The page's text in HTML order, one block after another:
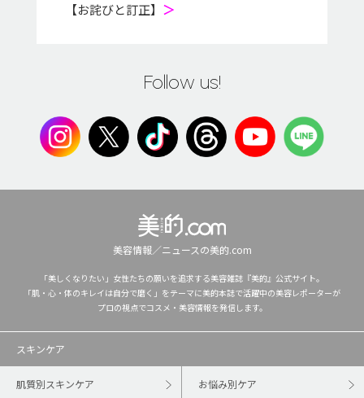
【お詫びと訂正】 ＞
Follow us!
美容情報／ニュースの美的.com
「美しくなりたい」女性たちの願いを追求する美容雑誌『美的』公式サイト。
「肌・心・体のキレイは自分で磨く」をテーマに美的本誌で活躍中の美容レポーターが
プロの視点でコスメ・美容情報を発信します。
スキンケア
肌質別スキンケア お悩み別ケア